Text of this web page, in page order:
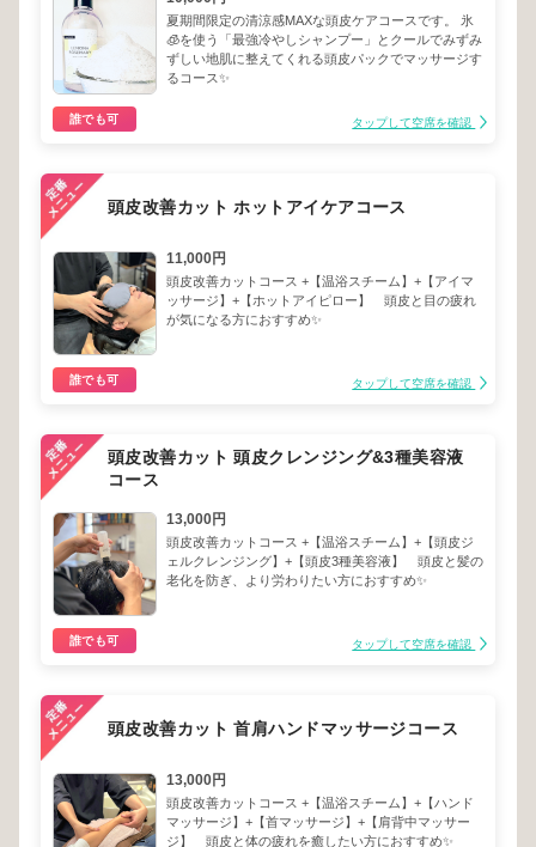
夏期間限定の清涼感MAXな頭皮ケアコースです。 氷
🧊を使う「最強冷やしシャンプー」とクールでみずみ
ずしい地肌に整えてくれる頭皮パックでマッサージす
るコース✨
誰でも可 タップして空席を確認
頭皮改善カット ホットアイケアコース
11,000円
頭皮改善カットコース +【温浴スチーム】+【アイマ
ッサージ】+【ホットアイピロー】 頭皮と目の疲れ
が気になる方におすすめ✨
誰でも可 タップして空席を確認
頭皮改善カット 頭皮クレンジング&3種美容液
コース
13,000円
頭皮改善カットコース +【温浴スチーム】+【頭皮ジ
ェルクレンジング】+【頭皮3種美容液】 頭皮と髪の
老化を防ぎ、より労わりたい方におすすめ✨
誰でも可 タップして空席を確認
頭皮改善カット 首肩ハンドマッサージコース
13,000円
頭皮改善カットコース +【温浴スチーム】+【ハンド
マッサージ】+【首マッサージ】+【肩背中マッサー
ジ】 頭皮と体の疲れを癒したい方におすすめ✨